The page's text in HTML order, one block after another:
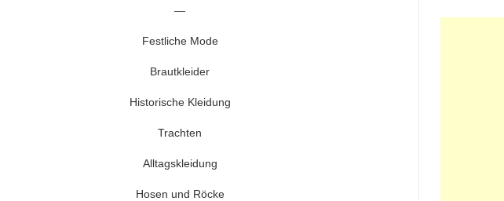
—
Festliche Mode
Brautkleider
Historische Kleidung
Trachten
Alltagskleidung
Hosen und Röcke